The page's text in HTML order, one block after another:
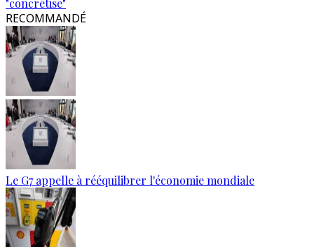
"concrétise"
RECOMMANDÉ
Le G7 appelle à rééquilibrer l'économie mondiale